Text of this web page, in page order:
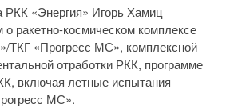
РКК «Энергия» Игорь Хамиц
ракетно-космическом комплексе
«Прогресс МС», комплексной
отработки РКК, программе
включая летные испытания
МС».